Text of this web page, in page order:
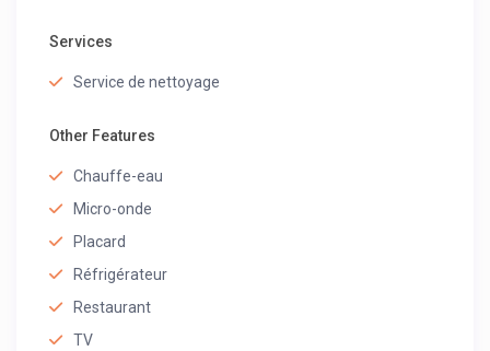
Services
Service de nettoyage
Other Features
Chauffe-eau
Micro-onde
Placard
Réfrigérateur
Restaurant
TV